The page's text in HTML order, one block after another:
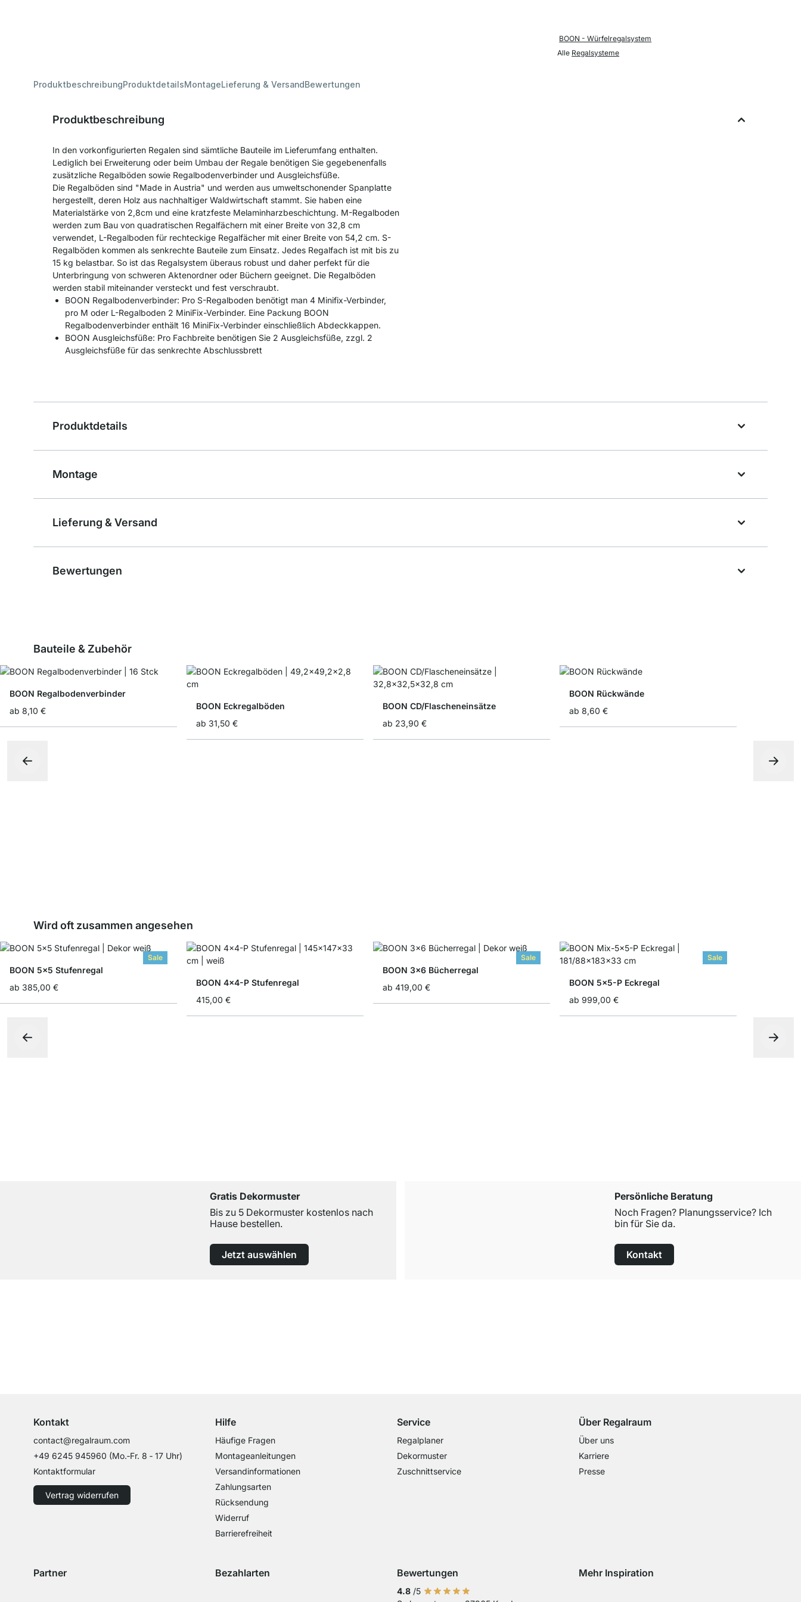
BOON - Würfelregalsystem
Alle Regalsysteme
ProduktbeschreibungProduktdetailsMontageLieferung & VersandBewertungen
Produktbeschreibung
In den vorkonfigurierten Regalen sind sämtliche Bauteile im Lieferumfang enthalten.
Lediglich bei Erweiterung oder beim Umbau der Regale benötigen Sie gegebenenfalls
zusätzliche Regalböden sowie Regalbodenverbinder und Ausgleichsfüße.
Die Regalböden sind "Made in Austria" und werden aus umweltschonender Spanplatte
hergestellt, deren Holz aus nachhaltiger Waldwirtschaft stammt. Sie haben eine
Materialstärke von 2,8cm und eine kratzfeste Melaminharzbeschichtung. M-Regalboden
werden zum Bau von quadratischen Regalfächern mit einer Breite von 32,8 cm
verwendet, L-Regalboden für rechteckige Regalfächer mit einer Breite von 54,2 cm. S-
Regalböden kommen als senkrechte Bauteile zum Einsatz. Jedes Regalfach ist mit bis zu
15 kg belastbar. So ist das Regalsystem überaus robust und daher perfekt für die
Unterbringung von schweren Aktenordner oder Büchern geeignet. Die Regalböden
werden stabil miteinander versteckt und fest verschraubt.
BOON Regalbodenverbinder: Pro S-Regalboden benötigt man 4 Minifix-Verbinder,
pro M oder L-Regalboden 2 MiniFix-Verbinder. Eine Packung BOON
Regalbodenverbinder enthält 16 MiniFix-Verbinder einschließlich Abdeckkappen.
BOON Ausgleichsfüße: Pro Fachbreite benötigen Sie 2 Ausgleichsfüße, zzgl. 2
Ausgleichsfüße für das senkrechte Abschlussbrett
Produktdetails
Montage
Lieferung & Versand
Bewertungen
Bauteile & Zubehör
BOON Regalbodenverbinder
ab 8,10 €
BOON Eckregalböden
ab 31,50 €
BOON CD/Flascheneinsätze
ab 23,90 €
BOON Rückwände
ab 8,60 €
Wird oft zusammen angesehen
Sale
BOON 5x5 Stufenregal
ab 385,00 €
BOON 4x4-P Stufenregal
415,00 €
Sale
BOON 3x6 Bücherregal
ab 419,00 €
Sale
BOON 5x5-P Eckregal
ab 999,00 €
Gratis Dekormuster
Bis zu 5 Dekormuster kostenlos nach
Hause bestellen.
Jetzt auswählen
Persönliche Beratung
Noch Fragen? Planungsservice? Ich
bin für Sie da.
Kontakt
Kontakt
contact@regalraum.com
+49 6245 945960 (Mo.‑Fr. 8 ‑ 17 Uhr)
Kontaktformular
Vertrag widerrufen
Hilfe
Häufige Fragen
Montageanleitungen
Versandinformationen
Zahlungsarten
Rücksendung
Widerruf
Barrierefreiheit
Service
Regalplaner
Dekormuster
Zuschnittservice
Über Regalraum
Über uns
Karriere
Presse
Partner Bezahlarten
Zahlung mit Sofort Kasse
Zahlung mit Vorkasse
Bewertungen
4.8 /5
Mehr Inspiration